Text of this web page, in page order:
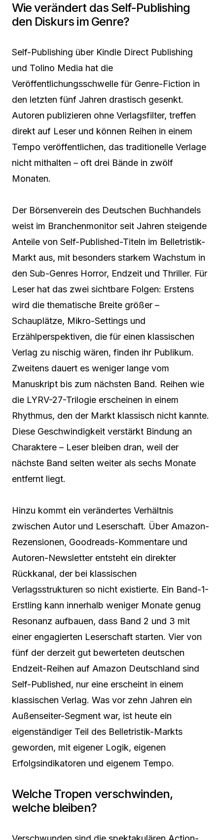
Wie verändert das Self-Publishing
den Diskurs im Genre?
Self-Publishing über Kindle Direct Publishing
und Tolino Media hat die
Veröffentlichungsschwelle für Genre-Fiction in
den letzten fünf Jahren drastisch gesenkt.
Autoren publizieren ohne Verlagsfilter, treffen
direkt auf Leser und können Reihen in einem
Tempo veröffentlichen, das traditionelle Verlage
nicht mithalten – oft drei Bände in zwölf
Monaten.
Der Börsenverein des Deutschen Buchhandels
weist im Branchenmonitor seit Jahren steigende
Anteile von Self-Published-Titeln im Belletristik-
Markt aus, mit besonders starkem Wachstum in
den Sub-Genres Horror, Endzeit und Thriller. Für
Leser hat das zwei sichtbare Folgen: Erstens
wird die thematische Breite größer –
Schauplätze, Mikro-Settings und
Erzählperspektiven, die für einen klassischen
Verlag zu nischig wären, finden ihr Publikum.
Zweitens dauert es weniger lange vom
Manuskript bis zum nächsten Band. Reihen wie
die LYRV-27-Trilogie erscheinen in einem
Rhythmus, den der Markt klassisch nicht kannte.
Diese Geschwindigkeit verstärkt Bindung an
Charaktere – Leser bleiben dran, weil der
nächste Band selten weiter als sechs Monate
entfernt liegt.
Hinzu kommt ein verändertes Verhältnis
zwischen Autor und Leserschaft. Über Amazon-
Rezensionen, Goodreads-Kommentare und
Autoren-Newsletter entsteht ein direkter
Rückkanal, der bei klassischen
Verlagsstrukturen so nicht existierte. Ein Band-1-
Erstling kann innerhalb weniger Monate genug
Resonanz aufbauen, dass Band 2 und 3 mit
einer engagierten Leserschaft starten. Vier von
fünf der derzeit gut bewerteten deutschen
Endzeit-Reihen auf Amazon Deutschland sind
Self-Published, nur eine erscheint in einem
klassischen Verlag. Was vor zehn Jahren ein
Außenseiter-Segment war, ist heute ein
eigenständiger Teil des Belletristik-Markts
geworden, mit eigener Logik, eigenen
Erfolgsindikatoren und eigenem Tempo.
Welche Tropen verschwinden,
welche bleiben?